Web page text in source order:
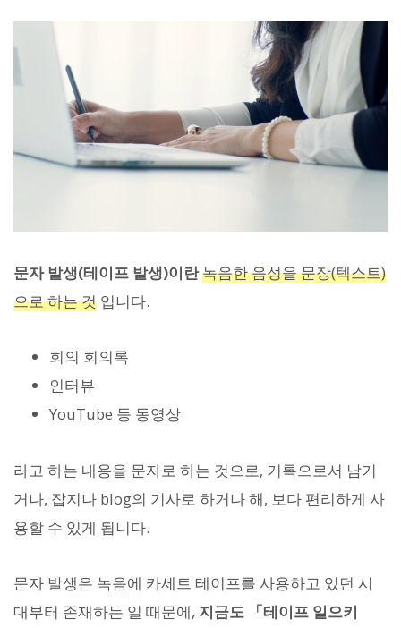
문자 발생(테이프 발생)이란녹음한 음성을 문장(텍스트)
으로 하는 것 입니다.
회의 회의록
인터뷰
YouTube 등 동영상
라고 하는 내용을 문자로 하는 것으로, 기록으로서 남기
거나, 잡지나 blog의 기사로 하거나 해, 보다 편리하게 사
용할 수 있게 됩니다.
문자 발생은 녹음에 카세트 테이프를 사용하고 있던 시
대부터 존재하는 일 때문에, 지금도 「테이프 일으키